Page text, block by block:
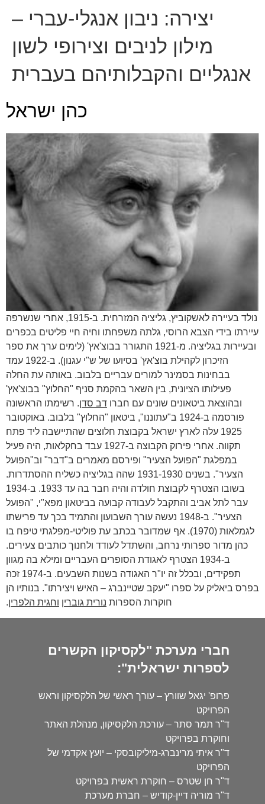
יצירה: ניבון אנגלי-עברי –
מילון לניבים וצירופי לשון
אנגליים והקבלותיהם בעברית
כהן ישראל
נולד בעיירה לאשקוביץ, גליציה המזרחית. ב-1915, אחרי שנשרפה
עיירתו בידי הצבא הרוסי, גלתה משפחתו וחיה חיי פליטים בכפרים
ובעיירות בגליציה. מ-1921 התגורר בבוצ'אץ' (לימים ערך את ספר
הזיכרון לקהילת בוצ'אץ' בסיועו של ש"י עגנון). ב-1922 עמד
בבחינות בסמינר למורים עבריים בלבוב. באותה עת החלה
פעילותו הציונית, בין השאר בהקמת סניף "החלוץ" בבוצ'אץ'
ובהוצאת ביטאונים שונים עם חברו דב סדן. רשימתו הראשונה
פורסמה ב-1924 ב"עתוננו", ביטאון "החלוץ" בלבוב. באוקטובר
1925 עלה לארץ ישראל בקבוצת חלוצים שהתיישבה ליד פתח
תקווה. אחרי פירוק הקבוצה ב-1927 עבד בחקלאות, היה פעיל
במפלגת "הפועל הצעיר" ופירסם מאמרים ב"דבר" וב"הפועל
הצעיר". בשנים 1931-1930 שהה בגליציה כשליח ההסתדרות.
בשובו הצטרף לקבוצת חולדה והיה חבר בה עד 1933. ב-1934
עבר לתל אביב והתקבל לעבודה קבועה בביטאון מפא"י, "הפועל
הצעיר". ב-1948 נעשה עורך השבועון והתמיד בכך עד פרישתו
לגמלאות (1970). אף שמדובר בכתב עת פוליטי-מפלגתי טיפח בו
כהן מדור ספרותי נרחב, והשתדל לעודד ולחנוך כותבים צעירים.
ב-1934 הצטרף לאגודת הסופרים העבריים ומילא בה מִגוון
תפקידים, ובכלל זה יו"ר האגודה בשנות השבעים. ב-1974 זכה
בפרס ביאליק על ספרו "יעקב שטיינברג – האיש ויצירתו". בנותיו הן
חוקרות הספרות נורית גוברין וחגית הלפרין.
חברי מערכת "לקסיקון הקשרים
לספרות ישראלית":
פרופ' יגאל שוורץ – עורך ראשי של הלקסיקון וראש
הפרויקט
ד"ר תמר סתר – עורכת הלקסיקון, מנהלת האתר
וחוקרת בפרויקט
ד"ר איתי מרינברג-מיליקובסקי – יועץ אקדמי של
הפרויקט
ד"ר חן שטרס – חוקרת ראשית בפרויקט
ד"ר מוריה דיין-קודיש – חברת מערכת